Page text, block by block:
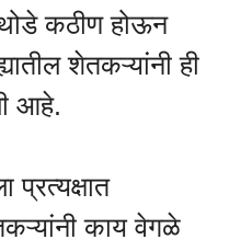
कठीण होऊन
शेतकऱ्यांनी ही
आहे.
प्रत्यक्षात
काय वेगळे